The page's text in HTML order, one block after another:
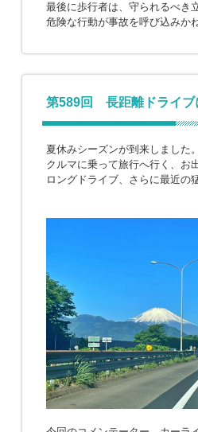
最後に歩行者は、守られるべき
危険な行動が事故を呼び込みか
第589回 長距離ドライブ
夏休みシーズンが到来しました
クルマに乗って旅行へ行く、お
ロングドライブ、さらに最近の